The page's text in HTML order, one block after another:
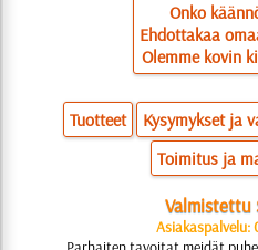
Onko
Ehdottakaa
Olemme kovin
Tuotteet Kysymykset ja
Toimitus ja
Valmistettu
Asiakaspalvelu: